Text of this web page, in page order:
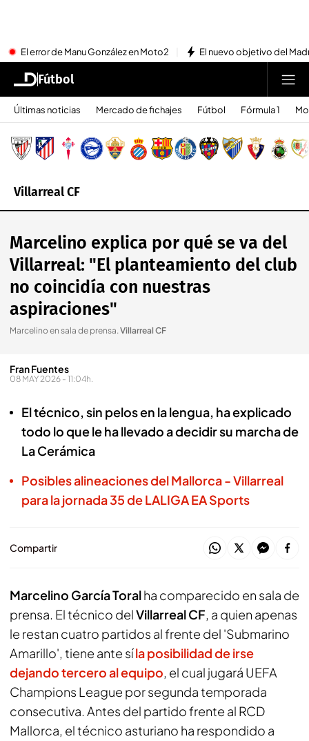
El error de Manu González en Moto2 El nuevo objetivo del
Fútbol
Últimas noticias Mercado de fichajes Fútbol Fórmula 1
Villarreal CF
Marcelino explica por qué se va del
Villarreal: "El planteamiento del club
no coincidía con nuestras
aspiraciones"
Marcelino en sala de prensa.Villarreal CF
Fran Fuentes
08 MAY 2026 - 11:04h.
El técnico, sin pelos en la lengua, ha explicado
todo lo que le ha llevado a decidir su marcha de
La Cerámica
Posibles alineaciones del Mallorca - Villarreal
para la jornada 35 de LALIGA EA Sports
Compartir
Marcelino García Toralha comparecido en sala de
prensa. El técnico delVillarreal CF, a quien apenas
le restan cuatro partidos al frente del 'Submarino
Amarillo', tiene ante síla posibilidad de irse
dejando tercero al equipo, el cual jugará UEFA
Champions League por segunda temporada
consecutiva. Antes del partido frente al RCD
Mallorca, el técnico asturiano ha respondido a